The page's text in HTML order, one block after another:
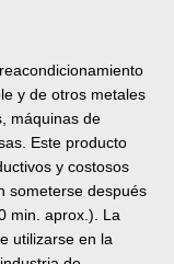
y de otros metales
máquinas de
Este producto
y costosos
someterse después
min. aprox.). La
utilizarse en la